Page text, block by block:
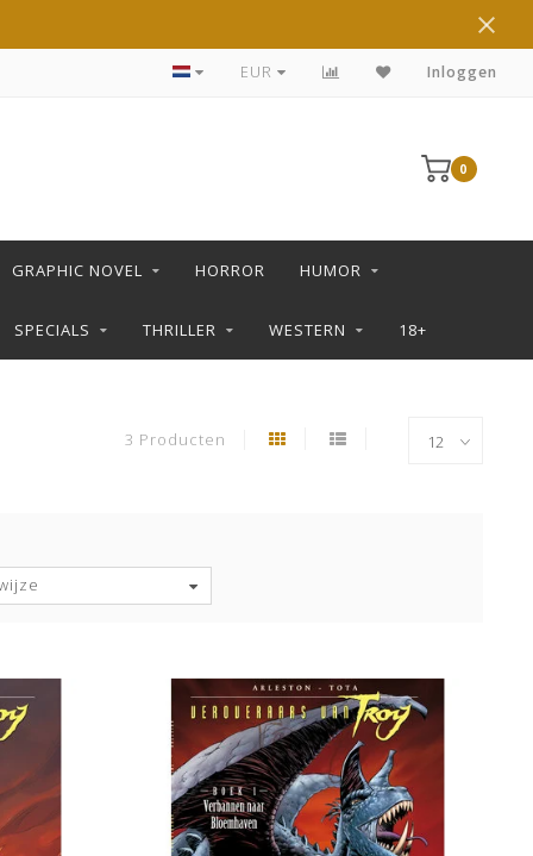
DE LEUKSTE STRIPS KOOP JE IN DE L SHOP
EUR Inloggen
0
GRAPHIC NOVEL HORROR HUMOR
SPECIALS THRILLER WESTERN 18+
3 Producten